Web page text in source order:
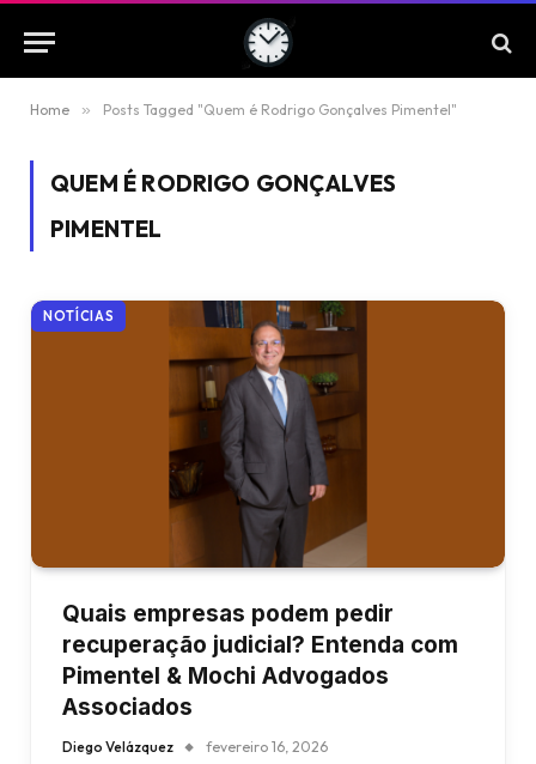
Home » Posts Tagged "Quem é Rodrigo Gonçalves Pimentel"
QUEM É RODRIGO GONÇALVES
PIMENTEL
NOTÍCIAS
Quais empresas podem pedir
recuperação judicial? Entenda com
Pimentel & Mochi Advogados
Associados
Diego Velázquez fevereiro 16, 2026